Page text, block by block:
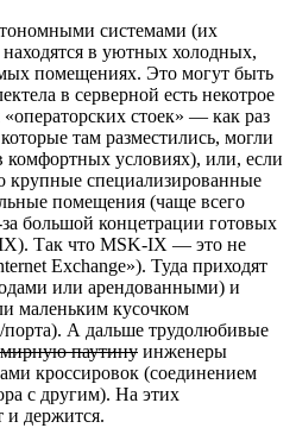
системами (их
в уютных холодных,
помещениях. Это могут быть
в серверной есть некотрое
стоек» — как раз
там разместились, могли
комфортных условиях), или, если
крупные специализированные
помещения (чаще всего
большой концетрации готовых
Так что MSK-IX — это не
Exchange»). Туда приходят
или арендованными) и
маленьким кусочком
А дальше трудолюбивые
паутину инженеры
кроссировок (соединением
с другим). На этих
и держится.